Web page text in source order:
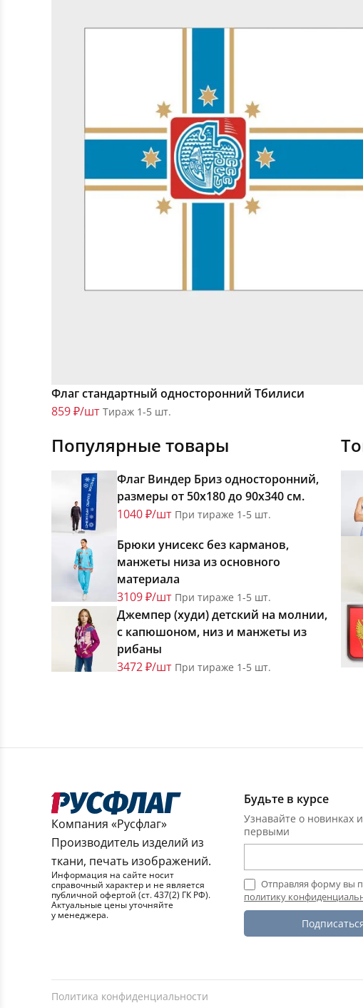
Флаг стандартный односторонний Тбилиси
859 ₽/шт Тираж 1-5 шт.
Популярные товары
Флаг Виндер Бриз односторонний,
размеры от 50х180 до 90х340 см.
1040 ₽/шт При тираже 1-5 шт.
Брюки унисекс без карманов,
манжеты низа из основного
материала
3109 ₽/шт При тираже 1-5 шт.
Джемпер (худи) детский на молнии,
с капюшоном, низ и манжеты из
рибаны
3472 ₽/шт При тираже 1-5 шт.
Компания «Русфлаг»
Производитель изделий из
ткани, печать изображений.
Информация на сайте носит
справочный характер и не является
публичной офертой (ст. 437(2) ГК РФ).
Актуальные цены уточняйте
у менеджера.
Будьте в курсе
Узнавайте о новинках
первыми
Отправляя форму вы
политику
Политика конфиденциальности